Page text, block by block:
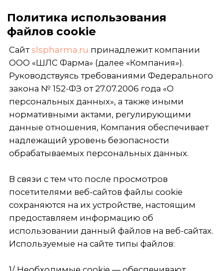
Сайтslspharma.ruпринадлежит компании
ООО «ШЛС Фарма» (далее «Компания»).
Руководствуясь требованиями Федерального
закона № 152-ФЗ от 27.07.2006 года «О
персональных данных», а также иными
нормативными актами, регулирующими
данные отношения, Компания обеспечивает
надлежащий уровень безопасности
В связи с тем что после просмотров
посетителями веб-сайтов файлы cookie
сохраняются на их устройстве, настоящим
предоставляем информацию об
1/ Необходимые cookie — обеспечивают
базовую функциональность сайта. Без них
многие веб-сайты просто не смогут работать
корректно. Они запоминают ваши действия на
странице, сохраняют содержимое корзины в
интернет-магазине или данные для входа в
личный кабинет.
2/ Функциональные cookie — позволяют сайту
Политика использования
файлов cookie